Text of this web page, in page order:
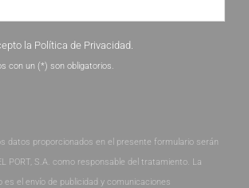
la Política de Privacidad.
con un (*) son obligatorios.
datos proporcionados en el presente formulario serán
PORT, S.A. como responsable del tratamiento. La
es el envío de publicidad y comunicaciones